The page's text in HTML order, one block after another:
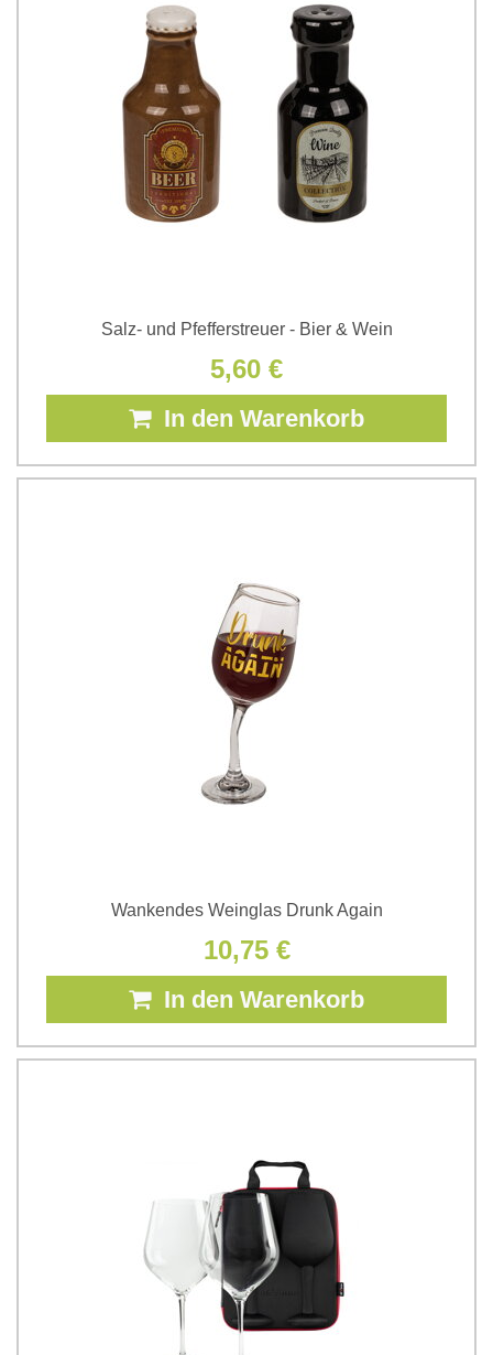
Salz- und Pfefferstreuer - Bier & Wein
5,60 €
In den Warenkorb
Wankendes Weinglas Drunk Again
10,75 €
In den Warenkorb